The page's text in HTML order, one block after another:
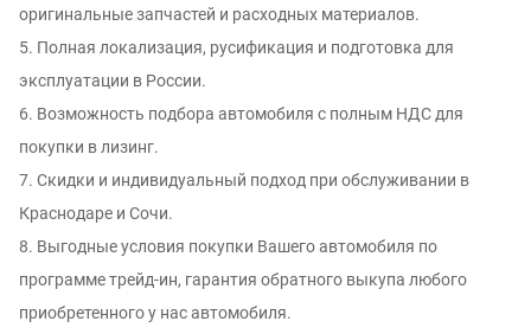
оригинальные запчастей и расходных материалов.
5. Полная локализация, русификация и подготовка для
эксплуатации в России.
6. Возможность подбора автомобиля с полным НДС для
покупки в лизинг.
7. Скидки и индивидуальный подход при обслуживании в
Краснодаре и Сочи.
8. Выгодные условия покупки Вашего автомобиля по
программе трейд-ин, гарантия обратного выкупа любого
приобретенного у нас автомобиля.